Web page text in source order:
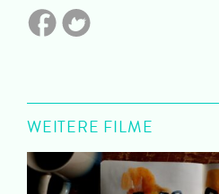
WEITERE FILME